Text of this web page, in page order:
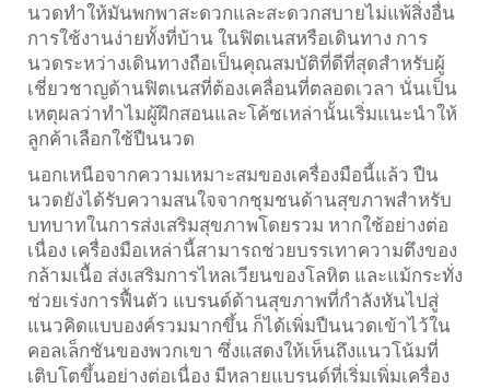
นวดทำให้มันพกพาสะดวกและสะดวกสบายไม่แพ้สิ่งอื่น
การใช้งานง่ายทั้งที่บ้าน ในฟิตเนสหรือเดินทาง การ
นวดระหว่างเดินทางถือเป็นคุณสมบัติที่ดีที่สุดสำหรับผู้
เชี่ยวชาญด้านฟิตเนสที่ต้องเคลื่อนที่ตลอดเวลา นั่นเป็น
เหตุผลว่าทำไมผู้ฝึกสอนและโค้ชเหล่านั้นเริ่มแนะนำให้
ลูกค้าเลือกใช้ปืนนวด
นอกเหนือจากความเหมาะสมของเครื่องมือนี้แล้ว ปืน
นวดยังได้รับความสนใจจากชุมชนด้านสุขภาพสำหรับ
บทบาทในการส่งเสริมสุขภาพโดยรวม หากใช้อย่างต่อ
เนื่อง เครื่องมือเหล่านี้สามารถช่วยบรรเทาความตึงของ
กล้ามเนื้อ ส่งเสริมการไหลเวียนของโลหิต และแม้กระทั่ง
ช่วยเร่งการฟื้นตัว แบรนด์ด้านสุขภาพที่กำลังหันไปสู่
แนวคิดแบบองค์รวมมากขึ้น ก็ได้เพิ่มปืนนวดเข้าไว้ใน
คอลเล็กชันของพวกเขา ซึ่งแสดงให้เห็นถึงแนวโน้มที่
เติบโตขึ้นอย่างต่อเนื่อง มีหลายแบรนด์ที่เริ่มเพิ่มเครื่อง